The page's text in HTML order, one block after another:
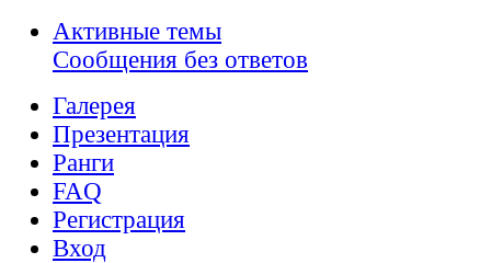
Активные темы
Сообщения без ответов
Галерея
Презентация
Ранги
FAQ
Регистрация
Вход